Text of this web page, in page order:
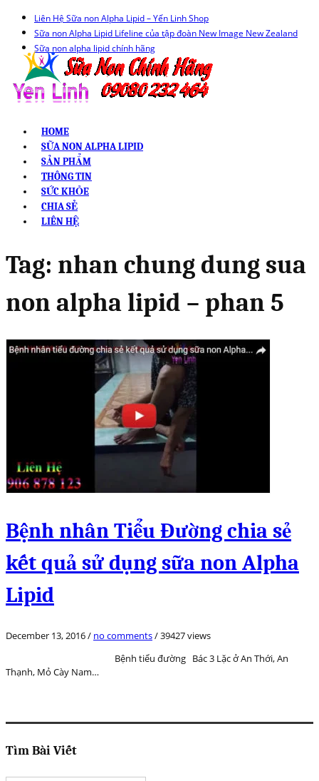
Liên Hệ Sữa non Alpha Lipid – Yến Linh Shop
Sữa non Alpha Lipid Lifeline của tập đoàn New Image New Zealand
Sữa non alpha lipid chính hãng
HOME
SỮA NON ALPHA LIPID
SẢN PHẨM
THÔNG TIN
SỨC KHỎE
CHIA SẺ
LIÊN HỆ
Tag: nhan chung dung sua
non alpha lipid – phan 5
Bệnh nhân Tiểu Đường chia sẻ
kết quả sử dụng sữa non Alpha
Lipid
December 13, 2016/ no comments/39427 views
Bệnh tiểu đường Bác 3 Lặc ở An Thới, An
Thạnh, Mỏ Cày Nam…
Tìm Bài Viết